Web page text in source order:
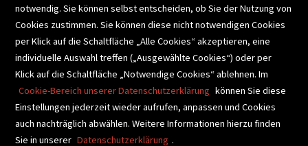
BUCHEMPFEHLUNGEN
BIBLIOTHEKSSERVICE
VIDEO-TIPPS
notwendig. Sie können selbst entscheiden, ob Sie der Nutzung von
Cookies zustimmen. Sie können diese nicht notwendigen Cookies
per Klick auf die Schaltfläche „Alle Cookies“ akzeptieren, eine
individuelle Auswahl treffen („Ausgewählte Cookies“) oder per
Klick auf die Schaltfläche „Notwendige Cookies“ ablehnen. Im
Cookie-Bereich unserer Datenschutzerklärung können Sie diese
Einstellungen jederzeit wieder aufrufen, anpassen und Cookies
auch nachträglich abwählen. Weitere Informationen hierzu finden
Sie in unserer Datenschutzerklärung .